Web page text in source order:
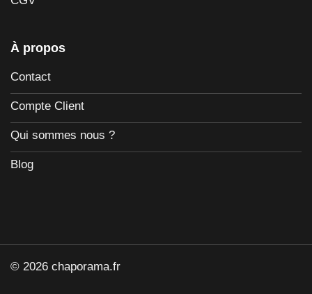
À propos
Contact
Compte Client
Qui sommes nous ?
Blog
© 2026 chaporama.fr